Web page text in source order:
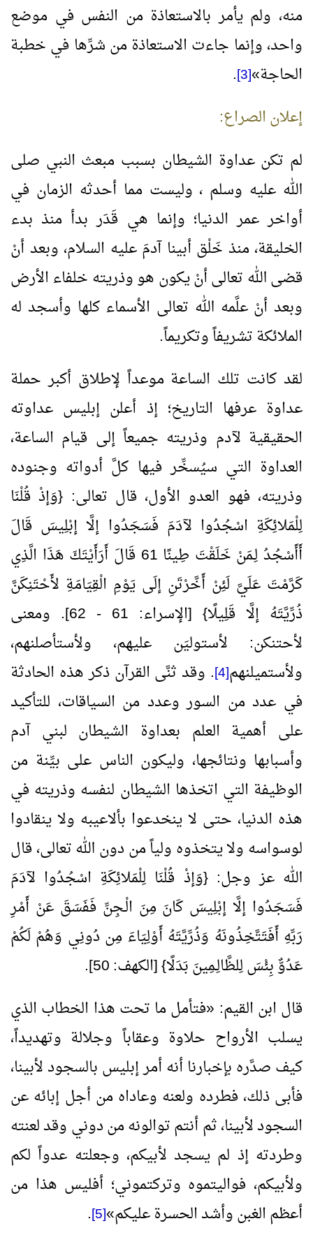
منه، ولم يأمر بالاستعاذة من النفس في موضع
واحد، وإنما جاءت الاستعاذة من شرِّها في خطبة
الحاجة»
[3]
.
إعلان الصراع:
لم تكن عداوة الشيطان بسبب مبعث النبي صلى
الله عليه وسلم ، وليست مما أحدثه الزمان في
أواخر عمر الدنيا؛ وإنما هي قَدَر بدأ منذ بدء
الخليقة، منذ خَلْق أبينا آدمَ عليه السلام، وبعد أنْ
قضى الله تعالى أنْ يكون هو وذريته خلفاء الأرض
وبعد أنْ علَّمه الله تعالى الأسماء كلها وأسجد له
الملائكة تشريفاً وتكريماً.
لقد كانت تلك الساعة موعداً لإطلاق أكبر حملة
عداوة عرفها التاريخ؛ إذ أعلن إبليس عداوته
الحقيقية لآدم وذريته جميعاً إلى قيام الساعة،
العداوة التي سيُسخِّر فيها كلَّ أدواته وجنوده
وذريته، فهو العدو الأول، قال تعالى: {وَإذْ قُلْنَا
لِلْمَلائِكَةِ اسْجُدُوا لآدَمَ فَسَجَدُوا إلَّا إبْلِيسَ قَالَ
أَأَسْجُدُ لِـمَنْ خَلَقْتَ طِينًا 61 قَالَ أَرَأَيْتَكَ هَذَا الَّذِي
كَرَّمْتَ عَلَيَّ لَئِنْ أَخَّرْتَنِ إلَى يَوْمِ الْقِيَامَةِ لأَحْتَنِكَنَّ
ذُرِّيَّتَهُ إلَّا قَلِيلًا} [الإسراء: 61
-
62]. ومعنى
لأحتنكن: لأستوليَن عليهم، ولأستأصلنهم،
ولأستميلنهم[4] . وقد ثنَّى القرآن ذكر هذه الحادثة
في عدد من السور وعدد من السياقات، للتأكيد
على أهمية العلم بعداوة الشيطان لبني آدم
وأسبابها ونتائجها، وليكون الناس على بيِّنة من
الوظيفة التي اتخذها الشيطان لنفسه وذريته في
هذه الدنيا، حتى لا ينخدعوا بألاعيبه ولا ينقادوا
لوسواسه ولا يتخذوه ولياً من دون الله تعالى، قال
الله عز وجل: {وَإذْ قُلْنَا لِلْمَلائِكَةِ اسْجُدُوا لآدَمَ
فَسَجَدُوا إلَّا إبْلِيسَ كَانَ مِنَ الْـجِنِّ فَفَسَقَ عَنْ أَمْرِ
رَبِّهِ أَفَتَتَّخِذُونَهُ وَذُرِّيَّتَهُ أَوْلِيَاءَ مِن دُونِي وَهُمْ لَكُمْ
عَدُوٌّ بِئْسَ لِلظَّالِـمِينَ بَدَلًا} [الكهف:50
].
قال ابن القيم: «فتأمل ما تحت هذا الخطاب الذي
يسلب الأرواح حلاوة وعقاباً وجلالة وتهديداً،
كيف صدَّره بإخبارنا أنه أمر إبليس بالسجود لأبينا،
فأبى ذلك، فطرده ولعنه وعاداه من أجل إبائه عن
السجود لأبينا، ثم أنتم توالونه من دوني وقد لعنته
وطردته إذ لم يسجد لأبيكم، وجعلته عدواً لكم
ولأبيكم، فواليتموه وتركتموني؛ أفليس هذا من
أعظم الغبن وأشد الحسرة عليكم»
[5]
.